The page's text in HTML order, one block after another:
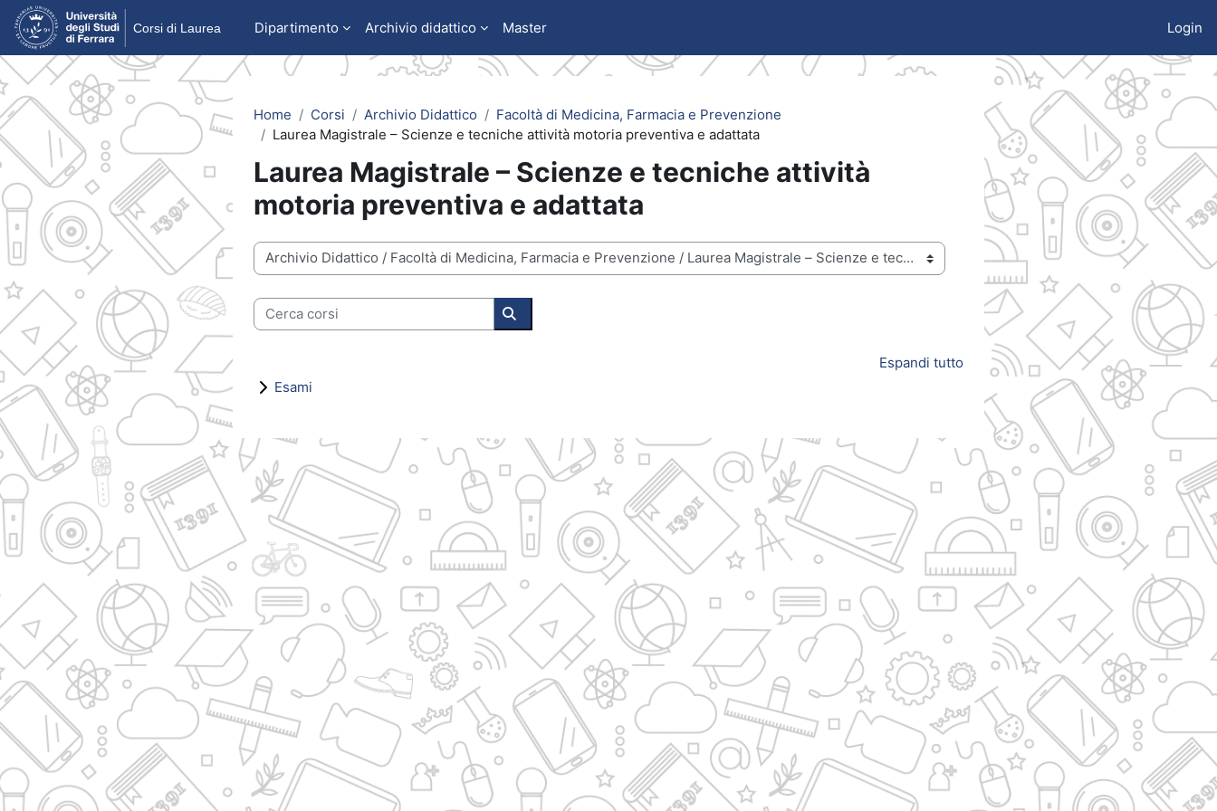
Vai al contenuto principale
Dipartimento
Archivio didattico Master Login
Home Corsi Archivio Didattico
Facoltà di Medicina, Farmacia e Prevenzione
Laurea Magistrale – Scienze e tecniche attività motoria preventiva e adattata
Laurea Magistrale – Scienze e tecniche attività
motoria preventiva e adattata
Categorie di corso
Cerca corsi
Cerca corsi
Espandi tutto
Esami